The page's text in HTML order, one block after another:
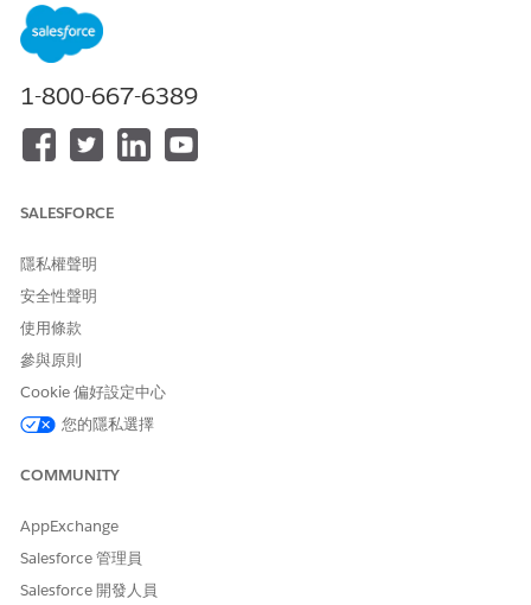
個案小組是共同處理個案的使用者小組。您可在組織內定義個案小
組角色。個案小組角色與預先定義的個案小組會根據指派規則指派
個案。
時,會向使用者解析該角色。
角色解決方案僅支援指派給個案的單一小組。當涉及多個個
案小組時,個案小組成員的角色解決方法無法運作。
進入「設定」,在「快速尋找」方塊中輸入「
後選取「個案小組角色
建立符合您業務需求的個案小組角色清單。
戶專家、關係經理、顧問或工作人員。
組 」,然後選取「
更新預先定義個案小組的清單,以符合您的業務需求。
若要使用「動作計畫」角色解決方案,小組成員必須是使用者。
身為連絡人的小組成員無法使用「動作計畫」。
1-800-667-6389
SALESFORCE
隱私權聲明
安全性聲明
使用條款
參與原則
Cookie 偏好設定中心
您的隱私選擇
COMMUNITY
AppExchange
Salesforce 管理員
Salesforce 開發人員